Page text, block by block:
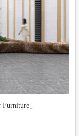
」